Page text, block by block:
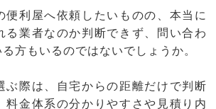
便利屋へ依頼したいものの、本当に
る業者なのか判断できず、問い合わ
方もいるのではないでしょうか。
ぶ際は、自宅からの距離だけで判断
料金体系の分かりやすさや見積り内